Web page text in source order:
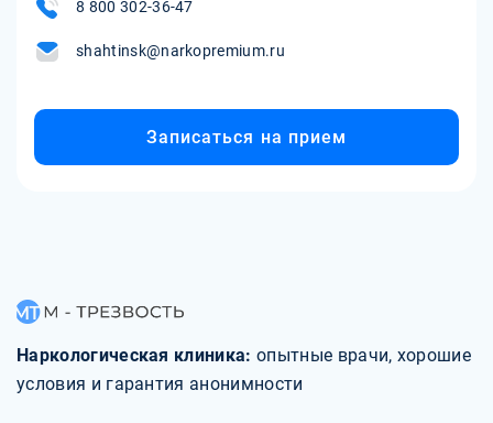
уже излечившимися от нее. Обратиться за помощью к
врачу-наркологу или психотерапевту, который
специализируется на убеждении больных начать лечение.
попробовать принудительное лечение, но только в
крайних случаях и с соблюдением законодательства.
где обсуждаются проблемы, связанные с алкоголизмом,
8 800 302-36-47
shahtinsk@narkopremium.ru
Записаться на прием
Наркологическая клиника: опытные врачи, хорошие
условия и гарантия анонимности